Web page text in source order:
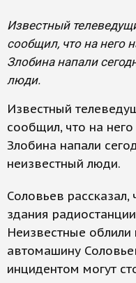
Известный
сообщил, что на него
Злобина напали
люди.
Известный
сообщил, что на
Злобина напали
неизвестный люди.
Соловьев
здания
Неизвестные облили
автомашину
инцидентом могут